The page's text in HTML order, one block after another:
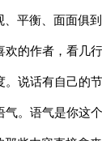
平衡、面面俱到
的作者，看几
说话有自己的
。语气是你这